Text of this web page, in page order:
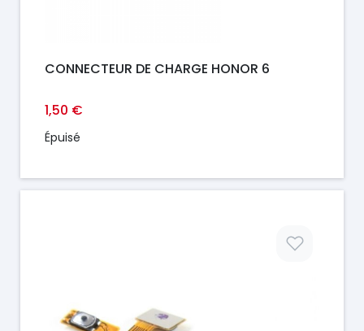
CONNECTEUR DE CHARGE HONOR 6
1,50 €
Épuisé